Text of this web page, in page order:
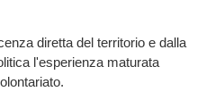
diretta del territorio e dalla
l'esperienza maturata